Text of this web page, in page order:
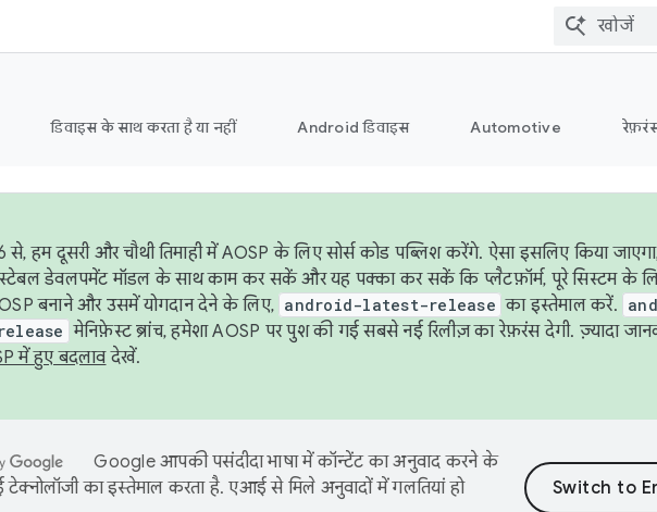
डिवाइस के साथ करता है या नहीं Android डिवाइस Automotive
हम दूसरी और चौथी तिमाही में AOSP के लिए सोर्स कोड पब्लिश करेंगे. ऐसा इसलिए किया
डेवलपमेंट मॉडल के साथ काम कर सकें और यह पक्का कर सकें कि प्लैटफ़ॉर्म, पूरे सिस्टम के
बनाने और उसमें योगदान देने के लिए, android-latest-release का इस्तेमाल करें.
मेनिफ़ेस्ट ब्रांच, हमेशा AOSP पर पुश की गई सबसे नई रिलीज़ का रेफ़रंस देगी. ज़्यादा
में हुए बदलावदेखें.
Google आपकी पसंदीदा भाषा में कॉन्टेंट का अनुवाद करने के
का इस्तेमाल करता है. एआई से मिले अनुवादों में गलतियां हो